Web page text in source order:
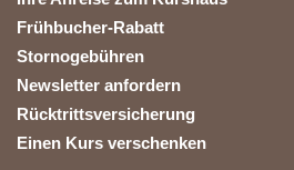
Frühbucher-Rabatt
Stornogebühren
Newsletter anfordern
Rücktrittsversicherung
Einen Kurs verschenken